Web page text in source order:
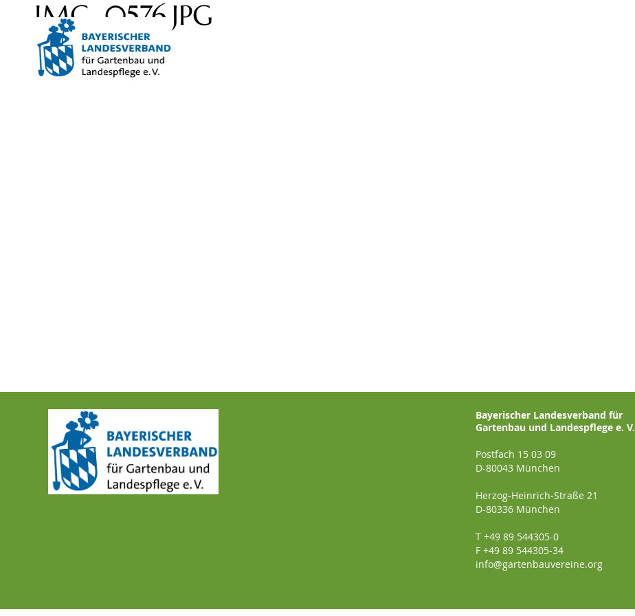
IMG_0576.JPG
Bayerischer Landesverband für
Gartenbau und Landespflege e. V.
Postfach 15 03 09
D-80043 München
Herzog-Heinrich-Straße 21
D-80336 München
T +49 89 544305-0
F +49 89 544305-34
info@gartenbauvereine.org